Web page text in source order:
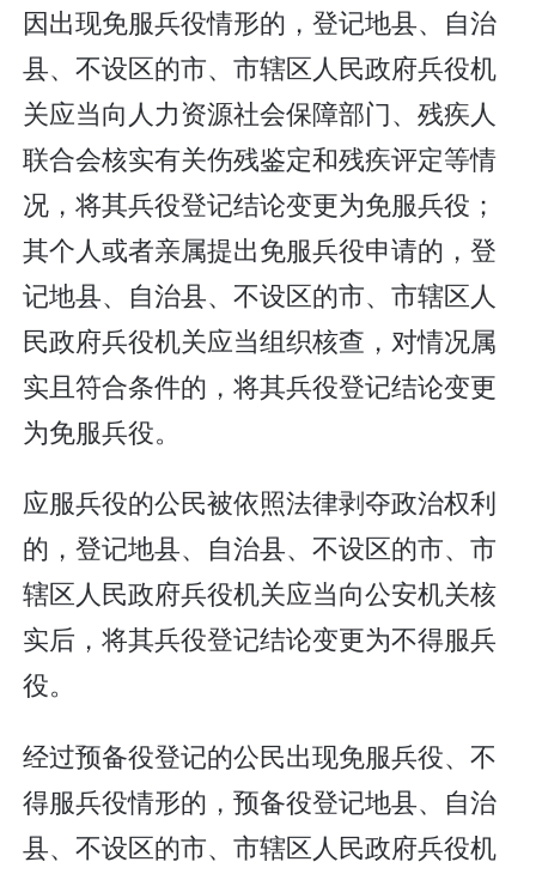
因出现免服兵役情形的，登记地县、自治
县、不设区的市、市辖区人民政府兵役机
关应当向人力资源社会保障部门、残疾人
联合会核实有关伤残鉴定和残疾评定等情
况，将其兵役登记结论变更为免服兵役；
其个人或者亲属提出免服兵役申请的，登
记地县、自治县、不设区的市、市辖区人
民政府兵役机关应当组织核查，对情况属
实且符合条件的，将其兵役登记结论变更
为免服兵役。
应服兵役的公民被依照法律剥夺政治权利
的，登记地县、自治县、不设区的市、市
辖区人民政府兵役机关应当向公安机关核
实后，将其兵役登记结论变更为不得服兵
役。
经过预备役登记的公民出现免服兵役、不
得服兵役情形的，预备役登记地县、自治
县、不设区的市、市辖区人民政府兵役机